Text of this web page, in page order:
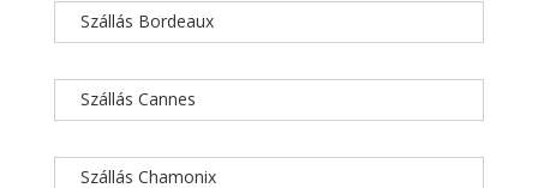
Szállás Bordeaux
Szállás Cannes
Szállás Chamonix